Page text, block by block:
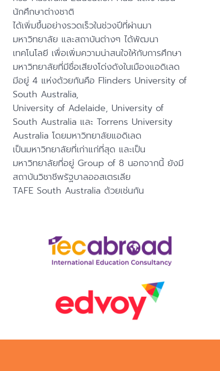
นักศึกษาต่างชาติ
ได้เพิ่มขึ้นอย่างรวดเร็วในช่วงปีที่ผ่านมา
มหาวิทยาลัย และสถาบันต่างๆ ได้พัฒนา
เทคโนโลยี เพื่อเพิ่มความน่าสนใจให้กับการศึกษา
มหาวิทยาลัยที่มีชื่อเสียงโด่งดังในเมืองแอดิเลด
มีอยู่ 4 แห่งด้วยกันคือ Flinders University of
South Australia,
University of Adelaide, University of
South Australia และ Torrens University
Australia โดยมหาวิทยาลัยแอดิเลด
เป็นมหาวิทยาลัยที่เก่าแก่ที่สุด และเป็น
มหาวิทยาลัยที่อยู่ Group of 8 นอกจากนี้ ยังมี
สถาบันวิชาชีพรัฐบาลออสเตรเลีย
TAFE South Australia ด้วยเช่นกัน